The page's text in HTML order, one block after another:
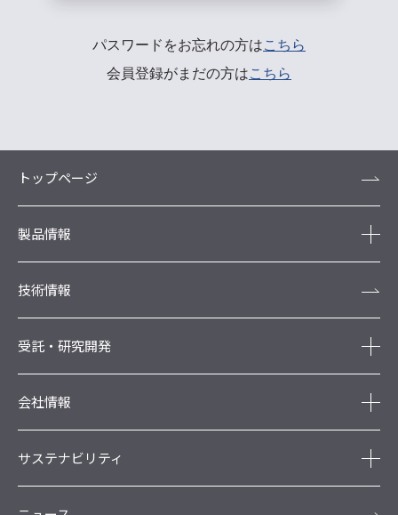
パスワードをお忘れの方はこちら
会員登録がまだの方はこちら
トップページ
製品情報
技術情報
受託・研究開発
会社情報
サステナビリティ